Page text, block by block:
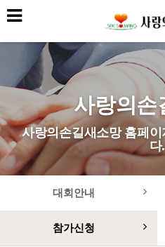
사랑의손
사랑의손길새소망 홈페
다.
대회안내
참가신청